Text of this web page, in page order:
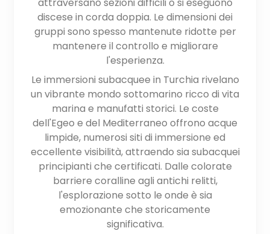
discese in corda doppia. Le dimensioni dei
gruppi sono spesso mantenute ridotte per
mantenere il controllo e migliorare
l'esperienza.
Le immersioni subacquee in Turchia rivelano
un vibrante mondo sottomarino ricco di vita
marina e manufatti storici. Le coste
dell'Egeo e del Mediterraneo offrono acque
limpide, numerosi siti di immersione ed
eccellente visibilità, attraendo sia subacquei
principianti che certificati. Dalle colorate
barriere coralline agli antichi relitti,
l'esplorazione sotto le onde è sia
emozionante che storicamente
significativa.